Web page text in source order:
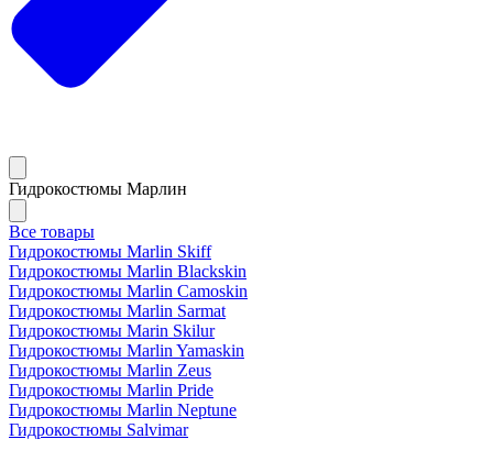
Гидрокостюмы Марлин
Все товары
Гидрокостюмы Marlin Skiff
Гидрокостюмы Marlin Blackskin
Гидрокостюмы Marlin Camoskin
Гидрокостюмы Marlin Sarmat
Гидрокостюмы Marin Skilur
Гидрокостюмы Marlin Yamaskin
Гидрокостюмы Marlin Zeus
Гидрокостюмы Marlin Pride
Гидрокостюмы Marlin Neptune
Гидрокостюмы Salvimar